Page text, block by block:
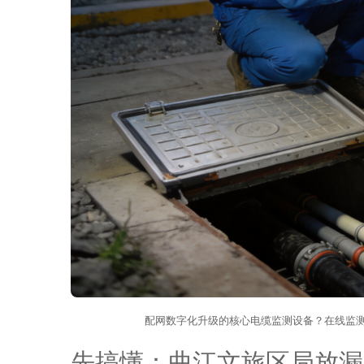
配网数字化升级的核心电缆监测设备？在线监